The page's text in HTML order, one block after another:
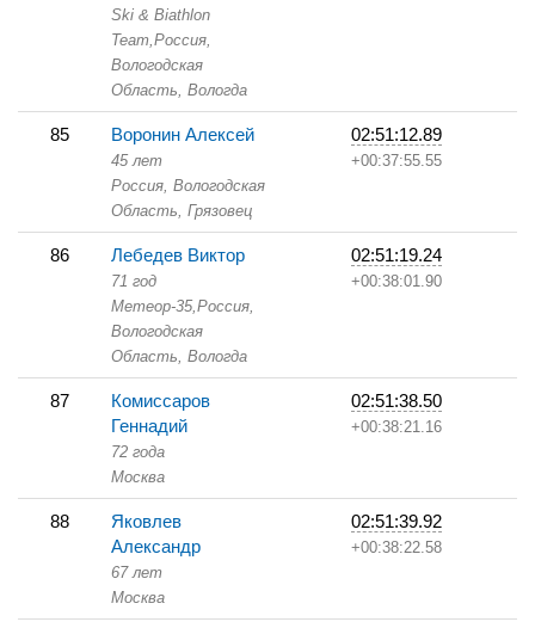
Ski & Biathlon
Team,Россия,
Вологодская
Область, Вологда
85 Воронин Алексей
45 лет
Россия, Вологодская
Область, Грязовец
02:51:12.89
+00:37:55.55
86 Лебедев Виктор
71 год
Метеор-35,Россия,
Вологодская
Область, Вологда
02:51:19.24
+00:38:01.90
87
Комиссаров
Геннадий
72 года
Москва
02:51:38.50
+00:38:21.16
88
Яковлев
Александр
67 лет
Москва
02:51:39.92
+00:38:22.58